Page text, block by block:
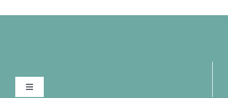
Navigation